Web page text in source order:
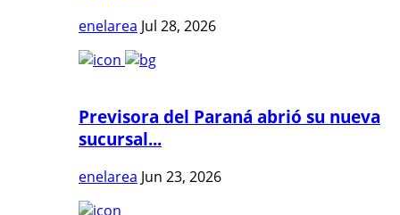
enelarea Jul 28, 2026
Previsora del Paraná abrió su nueva
sucursal...
enelarea Jun 23, 2026